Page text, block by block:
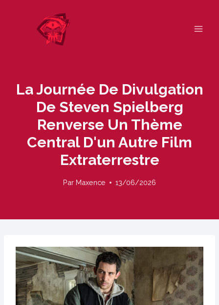
La Journée De Divulgation
De Steven Spielberg
Renverse Un Thème
Central D'un Autre Film
Extraterrestre
Par Maxence 13/06/2026